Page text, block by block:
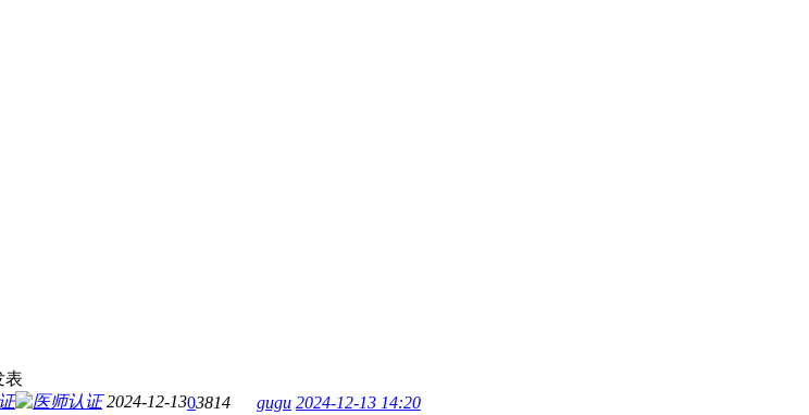
表
2024-12-1303814 gugu 2024-12-13 14:20